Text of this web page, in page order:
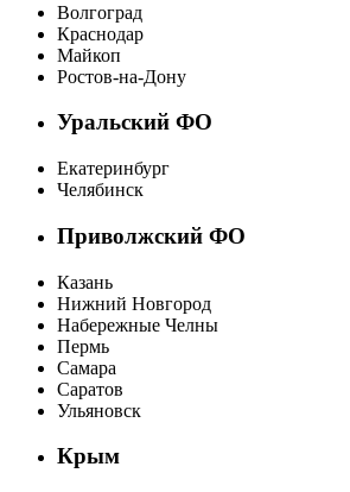
Волгоград
Краснодар
Майкоп
Ростов-на-Дону
Уральский ФО
Екатеринбург
Челябинск
Приволжский ФО
Казань
Нижний Новгород
Набережные Челны
Пермь
Самара
Саратов
Ульяновск
Крым